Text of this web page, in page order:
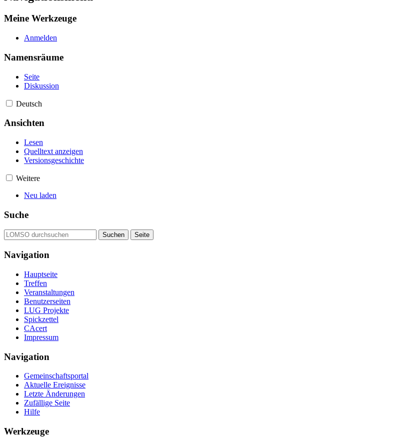
Meine Werkzeuge
Anmelden
Namensräume
Seite
Diskussion
Deutsch
Ansichten
Lesen
Quelltext anzeigen
Versionsgeschichte
Weitere
Neu laden
Suche
Navigation
Hauptseite
Treffen
Veranstaltungen
Benutzerseiten
LUG Projekte
Spickzettel
CAcert
Impressum
Navigation
Gemeinschafts­portal
Aktuelle Ereignisse
Letzte Änderungen
Zufällige Seite
Hilfe
Werkzeuge